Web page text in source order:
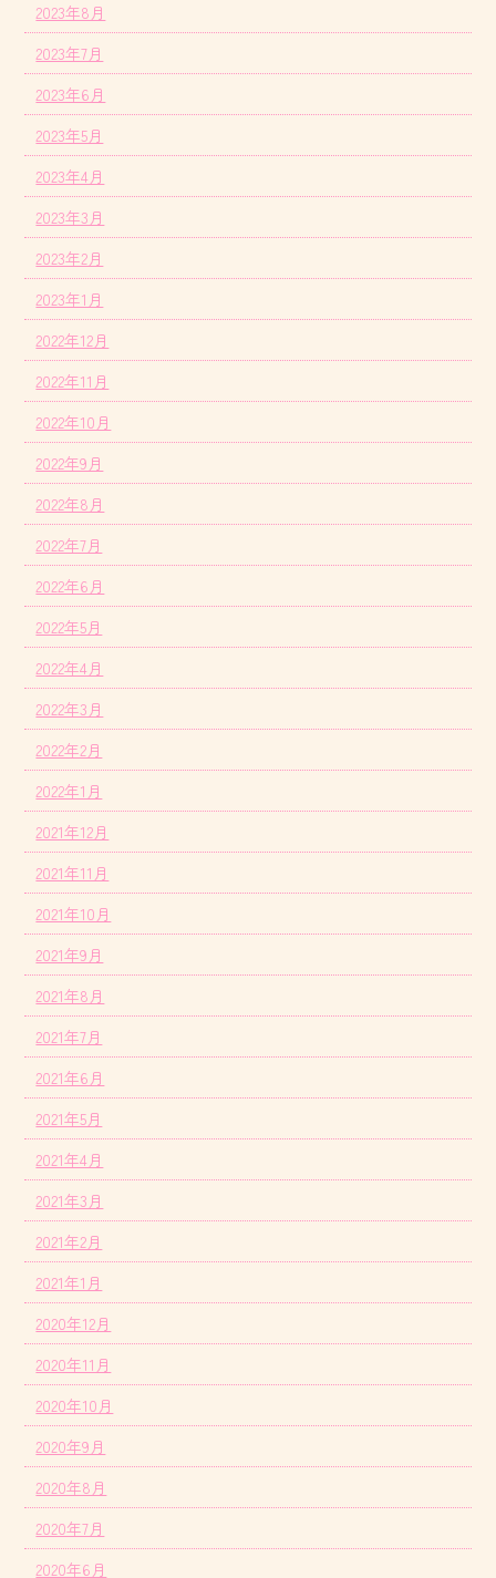
2023年8月
2023年7月
2023年6月
2023年5月
2023年4月
2023年3月
2023年2月
2023年1月
2022年12月
2022年11月
2022年10月
2022年9月
2022年8月
2022年7月
2022年6月
2022年5月
2022年4月
2022年3月
2022年2月
2022年1月
2021年12月
2021年11月
2021年10月
2021年9月
2021年8月
2021年7月
2021年6月
2021年5月
2021年4月
2021年3月
2021年2月
2021年1月
2020年12月
2020年11月
2020年10月
2020年9月
2020年8月
2020年7月
2020年6月